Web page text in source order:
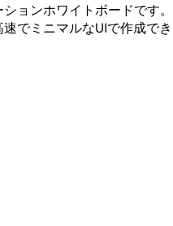
ョンホワイトボードです。
でミニマルなUIで作成でき